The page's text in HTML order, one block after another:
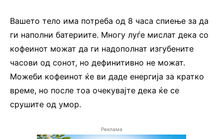
Вашето тело има потреба од 8 часа спиење за да
ги наполни батериите. Многу луѓе мислат дека со
кофеинот можат да ги надополнат изгубените
часови од сонот, но дефинитивно не можат.
Можеби кофеинот ќе ви даде енергија за кратко
време, но после тоа очекувајте дека ќе се
срушите од умор.
Реклама